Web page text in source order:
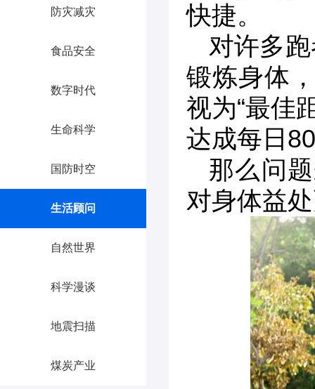
防灾减灾
食品安全
数字时代
生命科学
国防时空
生活顾问
自然世界
科学漫谈
地震扫描
煤炭产业
快捷。
对许多
锻炼身体
视为“最佳
达成每日
那么问
对身体益